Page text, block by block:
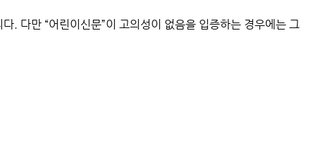
. 다만 “어린이신문”이 고의성이 없음을 입증하는 경우에는 그